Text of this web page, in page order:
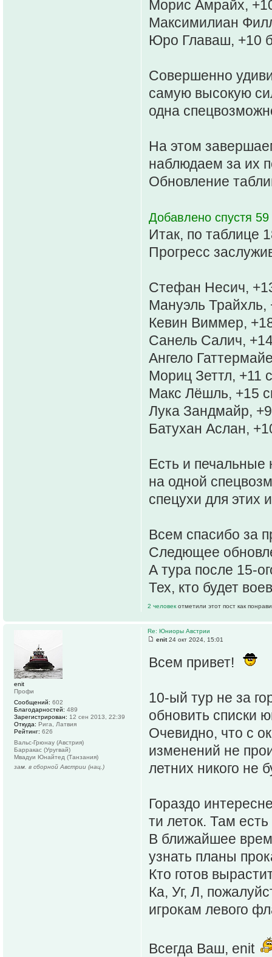
Морис Амрайх,
Максимилиан
Юро Главаш, +10
Совершенно
самую высокую
одна
На этом
наблюдаем за их
Обновление
Добавлено спустя
Итак, по таблице
Прогресс
Стефан Несич,
Мануэль
Кевин Виммер,
Санель Салич,
Ангело
Мориц Зеттл, +11
Макс Лёшль, +15
Лука Зандмайр,
Батухан Аслан,
Есть и
на одной
спецухи для этих
Всем спасибо за
Следющее
А тура после 15-
Тех, кто будет
2 человек отметили этот пост как
Re: Юниоры Австрии
enit24 окт 2024, 15:01
Всем привет!
10-ый тур не за
обновить списки
Очевидно, что с
изменений не
летних никого не
Гораздо
ти леток. Там
В ближайшее
узнать планы
Кто готов
Ка, Уг, Л,
игрокам левого
Всегда Ваш, enit
enit
Профи
Сообщений: 602
Благодарностей: 489
Зарегистрирован: 12 сен 2013, 22:39
Откуда: Рига, Латвия
Рейтинг: 626
Вальс-Грюнау (Австрия)
Барракас (Уругвай)
Мвадуи Юнайтед (Танзания)
зам. в сборной Австрии (нац.)